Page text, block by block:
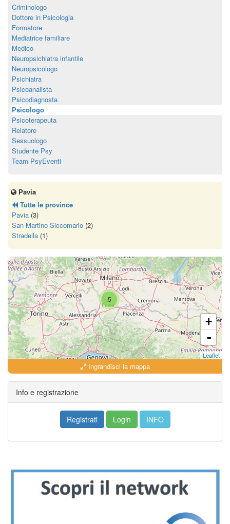
Criminologo
Dottore in Psicologia
Formatore
Mediatrice familiare
Medico
Neuropsichiatra infantile
Neuropsicologo
Psichiatra
Psicoanalista
Psicodiagnosta
Psicologo
Psicoterapeuta
Relatore
Sessuologo
Studente Psy
Team PsyEventi
Pavia
Tutte le province
Pavia (3)
San Martino Siccomario (2)
Stradella (1)
5
+
-
Leaflet
Ingrandisci la mappa
Info e registrazione
Registrati Login INFO